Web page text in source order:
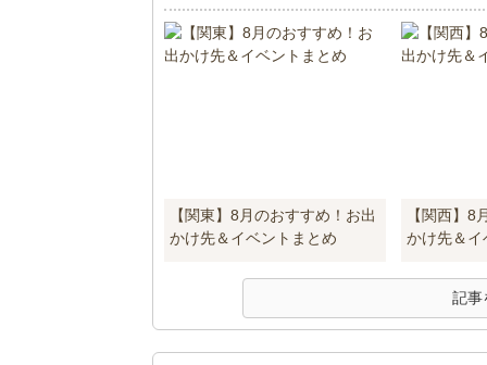
【関東】8月のおすすめ！お出
かけ先＆イベントまとめ
【関西】8
かけ先＆イ
記事